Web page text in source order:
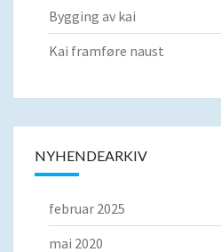
Bygging av kai
Kai framføre naust
NYHENDEARKIV
februar 2025
mai 2020